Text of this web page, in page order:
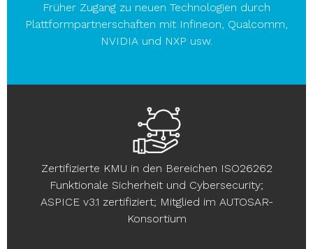
Zertifizierte KMU in den Bereichen ISO26262
Funktionale Sicherheit und Cybersecurity;
ASPICE v3.1 zertifiziert; Mitglied im AUTOSAR-
Konsortium
Früher Zugang zu neuen Technologien durch
Plattformpartnerschaften mit Infineon, Qualcomm,
NVIDIA und NXP usw.